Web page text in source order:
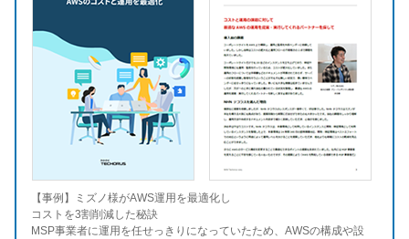
【事例】ミズノ様がAWS運用を最適化し
コストを3割削減した秘訣
MSP事業者に運用を任せっきりになっていたため、AWSの構成や設